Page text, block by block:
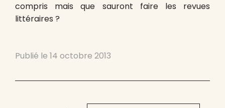
compris mais que sauront faire les revues
littéraires ?
Publié le 14 octobre 2013